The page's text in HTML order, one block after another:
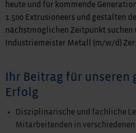
heute und für kommende
1.500 Extrusioneers und gestalten
nächstmöglichen Zeitpunkt suchen
Industriemeister Metall (m/w/d)
Ihr Beitrag für unseren
Erfolg
Disziplinarische und fachliche
Mitarbeitenden in